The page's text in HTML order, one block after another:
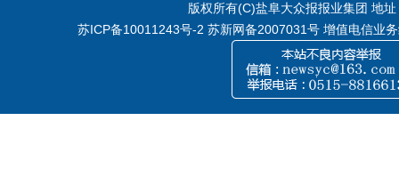
版权所有(C)盐阜大众报报业集团 地
苏ICP备10011243号-2 苏新网备2007031号 增值电信业